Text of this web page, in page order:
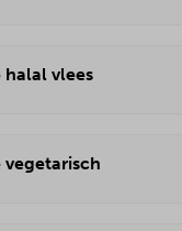
halal vlees
vegetarisch